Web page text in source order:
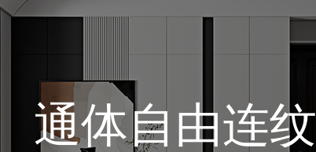
通体自由连纹